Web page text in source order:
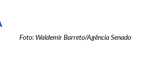
Foto: Waldemir Barreto/Agência Senado